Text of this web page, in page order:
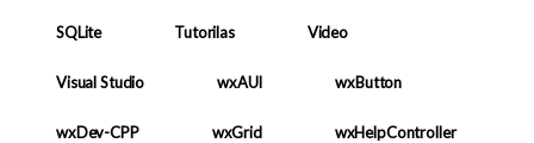
SQLite Tutorilas Video
Visual Studio wxAUI wxButton
wxDev-CPP wxGrid wxHelpController